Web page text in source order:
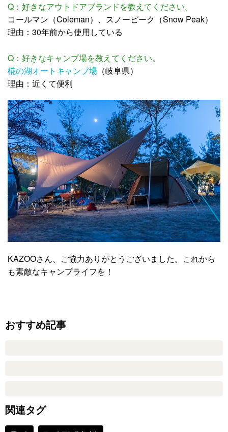
Q：好きなアウトドアブランドを教えてください。
コールマン（Coleman）、スノーピーク（Snow Peak）
理由：30年前から使用している
Q：好きなキャンプ場を教えてください。
椛の湖オートキャンプ場 （岐阜県）
理由：近くて便利
KAZOOさん、ご協力ありがとうございました。これから
も素敵なキャンプライフを！
おすすめ記事
関連タグ